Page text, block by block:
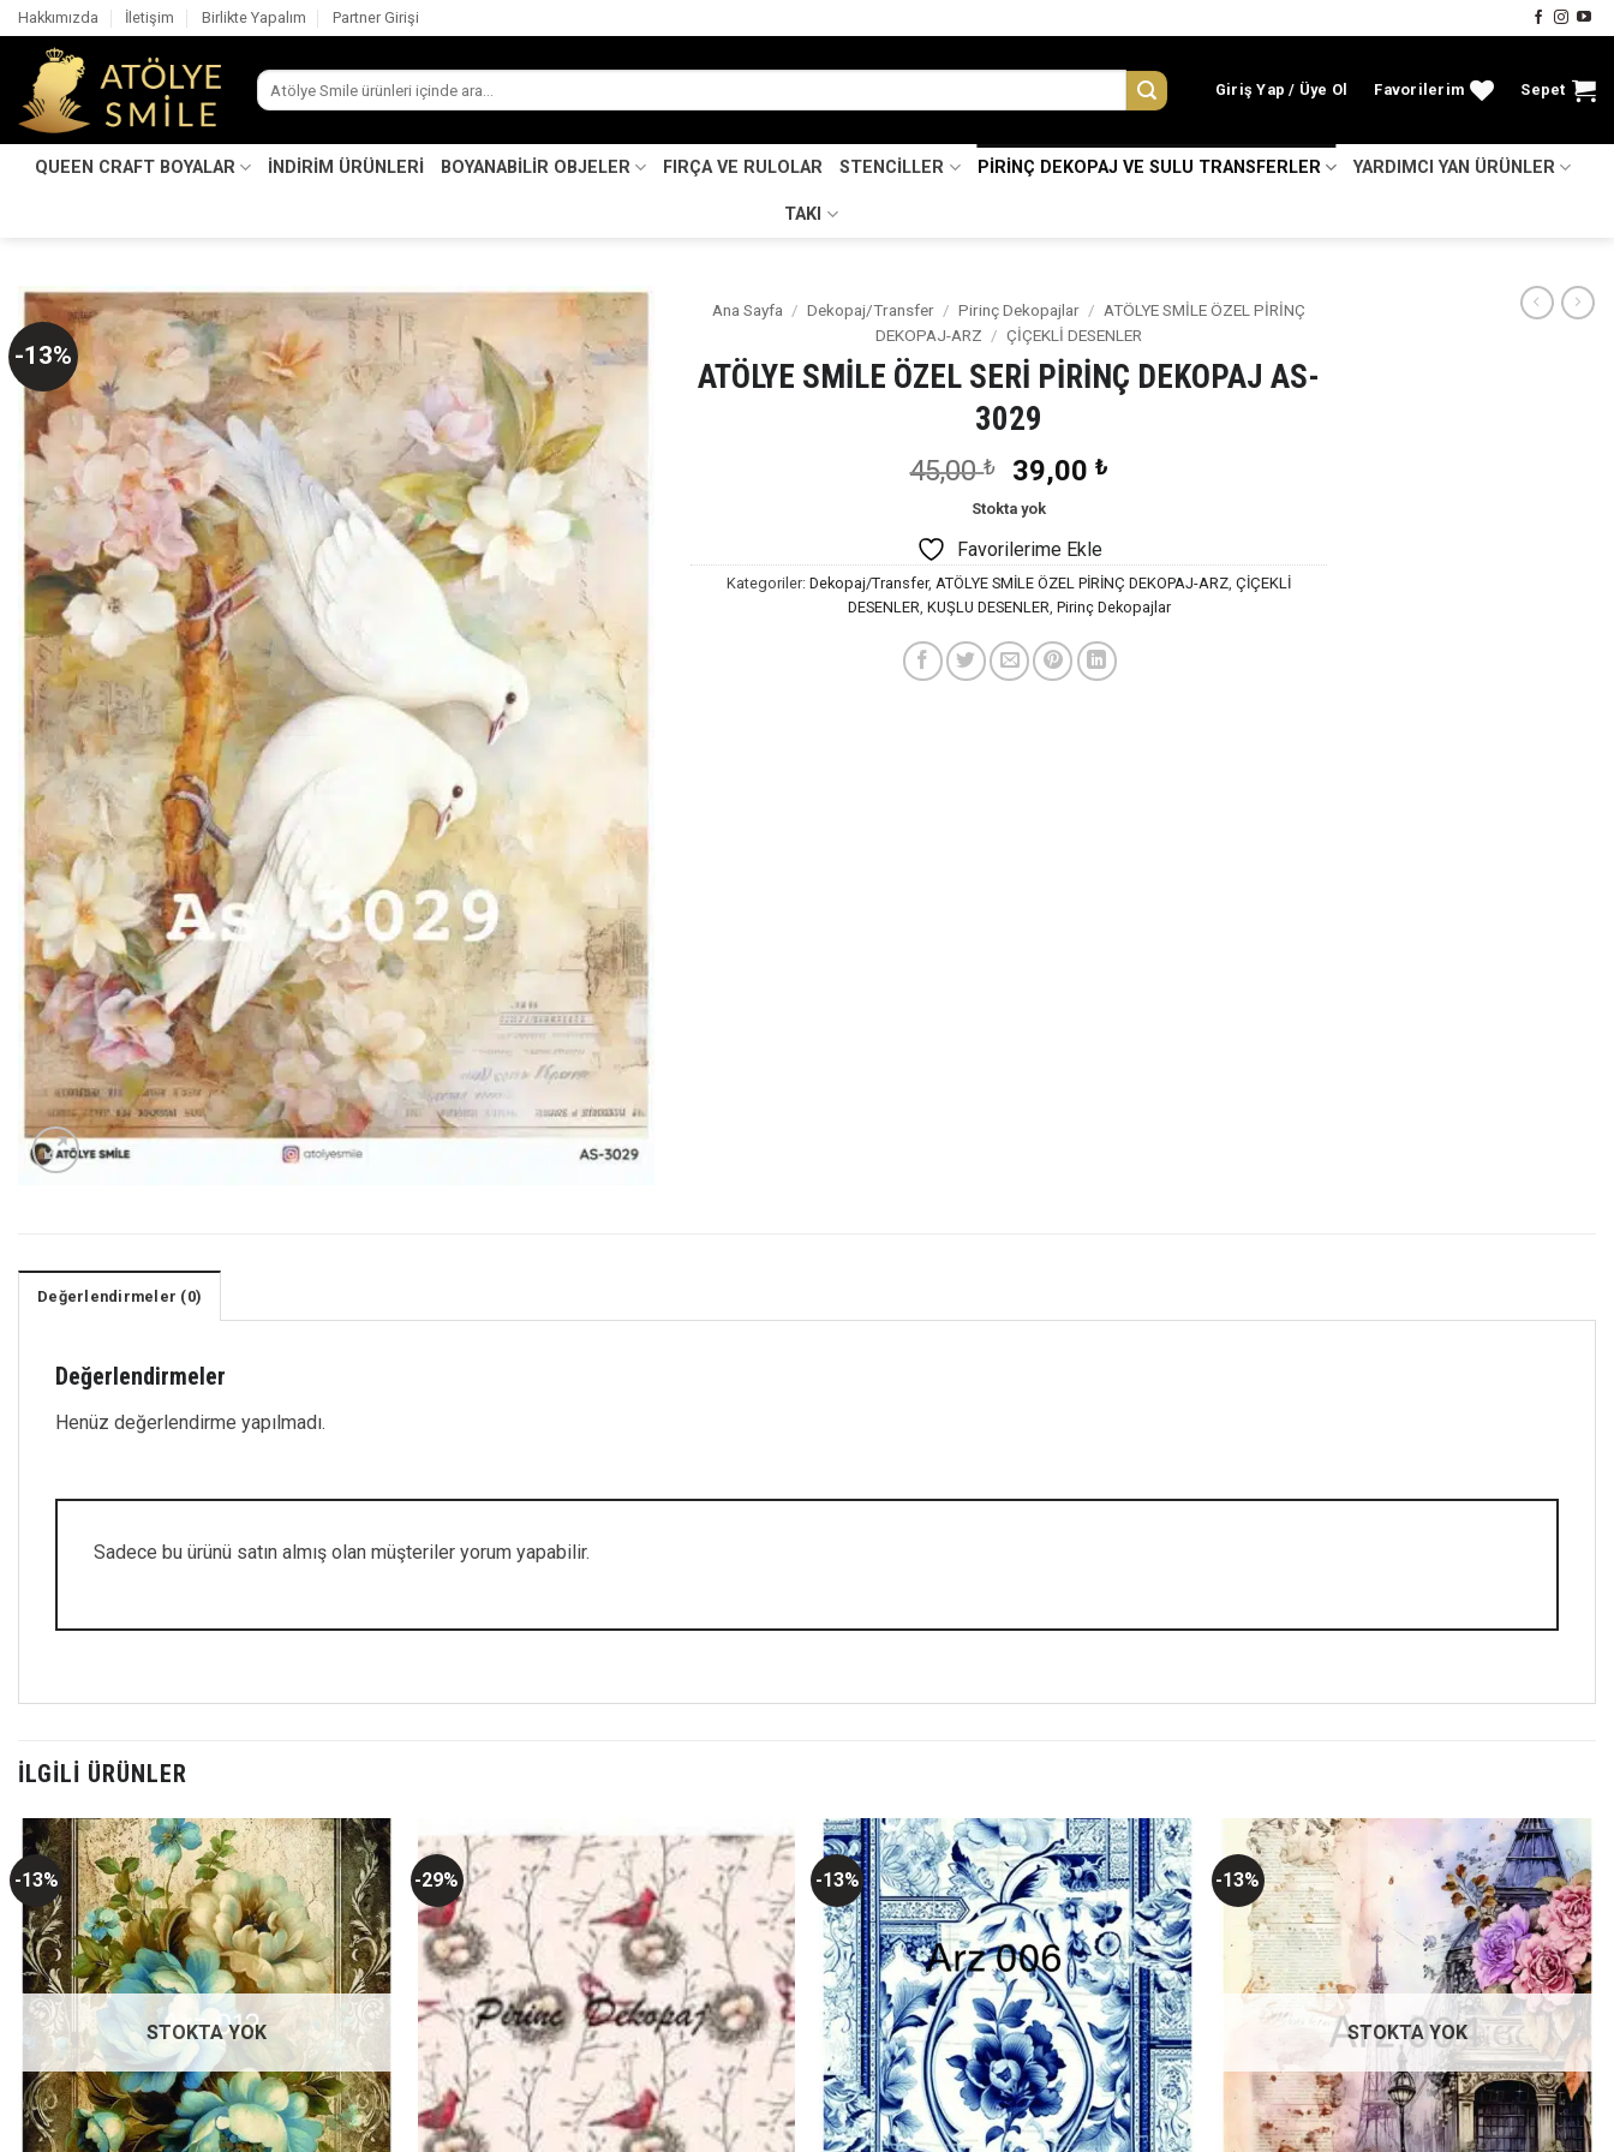
İçeriğe
atla
Hakkımızda İletişim Birlikte Yapalım Partner Girişi
Ara:
Giriş Yap Favorilerim Sepet
QUEEN CRAFT BOYALAR İNDİRİM ÜRÜNLERİ BOYANABİLİR OBJELER FIRÇA VE RULOLAR STENCİLLER PİRİNÇ DEKOPAJ VE SULU TRANSFERLER YARDIMCI YAN ÜRÜNLER
TAKI
-13%
Favorilerime
Ekle
Ana Sayfa / Dekopaj/Transfer / Pirinç Dekopajlar / ATÖLYE SMİLE ÖZEL PİRİNÇ
DEKOPAJ-ARZ / ÇİÇEKLİ DESENLER
ATÖLYE SMİLE ÖZEL SERİ PİRİNÇ DEKOPAJ AS-
3029
45,00₺
Orijinal
fiyat:
45,00 ₺.
39,00 ₺Şu
39,00 ₺.
Stokta yok
Favorilerime Ekle
Kategoriler: Dekopaj/Transfer, ATÖLYE SMİLE ÖZEL PİRİNÇ DEKOPAJ-ARZ, ÇİÇEKLİ
DESENLER, KUŞLU DESENLER, Pirinç Dekopajlar
Değerlendirmeler (0)
Değerlendirmeler
Henüz değerlendirme yapılmadı.
Sadece bu ürünü satın almış olan müşteriler yorum yapabilir.
İLGILI ÜRÜNLER
-13%
Favorilerime
Ekle
STOKTA YOK
-29%
Favorilerime
Ekle
-13%
Favorilerime
Ekle
-13%
Favorilerime
Ekle
STOKTA YOK